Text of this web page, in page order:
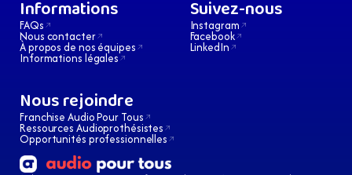
Informations
FAQs
Nous contacter
À propos de nos équipes
Informations légales
Suivez-nous
Instagram
Facebook
LinkedIn
Nous rejoindre
Franchise Audio Pour Tous
Ressources Audioprothésistes
Opportunités professionnelles